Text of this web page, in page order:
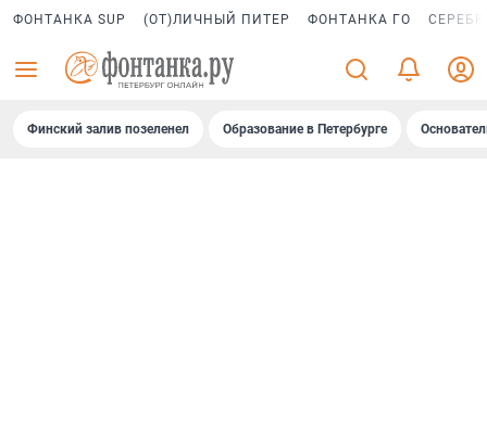
ФОНТАНКА SUP (ОТ)ЛИЧНЫЙ ПИТЕР ФОНТАНКА ГО
Финский залив позеленел Образование в Петербурге